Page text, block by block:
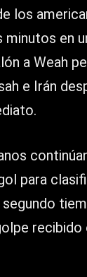
los
en
a Weah
e Irán
para
recibido